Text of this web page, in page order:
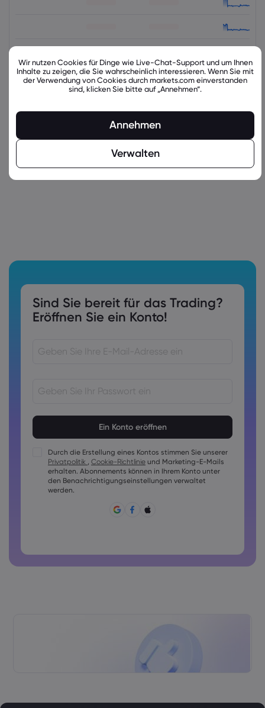
latest_education_articles
Sind Sie bereit für das Trading?
Eröffnen Sie ein Konto!
Kennwörter müssen mindestens 1 Großbuchstaben
enthalten
Kennwörter müssen mindestens 1 Kleinbuchstaben enthalten
Das Passwort muss folgende Zeichen enthalten ~!@#£
%^&amp;*()_-+=:;&lt;&gt;{,[]?,.
Passwörter dürfen nicht allgemein geläufig sein
Durch die Erstellung eines Kontos stimmen Sie unserer
Privatpolitik , Cookie-Richtlinie und Marketing-E-Mails
erhalten. Abonnements können in Ihrem Konto unter
den Benachrichtigungseinstellungen verwaltet
werden.
Wir nutzen Cookies für Dinge wie Live-Chat-Support und um Ihnen
Inhalte zu zeigen, die Sie wahrscheinlich interessieren. Wenn Sie mit
der Verwendung von Cookies durch markets.com einverstanden
sind, klicken Sie bitte auf „Annehmen“.
Annehmen
Verwalten